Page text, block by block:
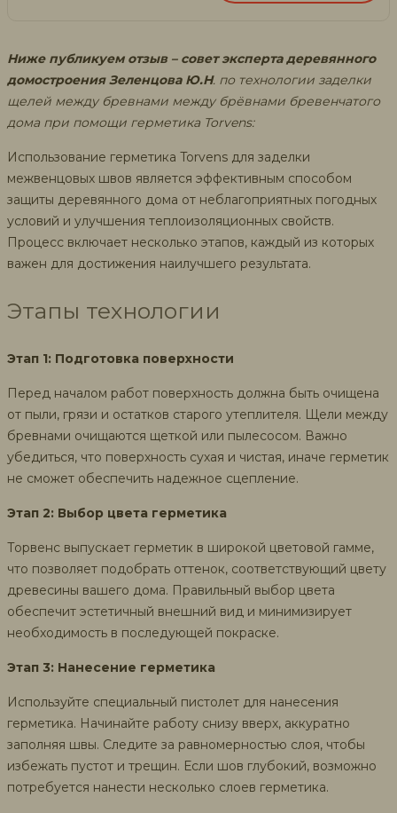
Ниже публикуем отзыв – совет эксперта деревянного
домостроения Зеленцова Ю.Н. по технологии заделки
щелей между бревнами между брёвнами бревенчатого
дома при помощи герметика Torvens:
Использование герметика Torvens для заделки
межвенцовых швов является эффективным способом
защиты деревянного дома от неблагоприятных погодных
условий и улучшения теплоизоляционных свойств.
Процесс включает несколько этапов, каждый из которых
важен для достижения наилучшего результата.
Этапы технологии
Этап 1: Подготовка поверхности
Перед началом работ поверхность должна быть очищена
от пыли, грязи и остатков старого утеплителя. Щели между
бревнами очищаются щеткой или пылесосом. Важно
убедиться, что поверхность сухая и чистая, иначе герметик
не сможет обеспечить надежное сцепление.
Этап 2: Выбор цвета герметика
Торвенс выпускает герметик в широкой цветовой гамме,
что позволяет подобрать оттенок, соответствующий цвету
древесины вашего дома. Правильный выбор цвета
обеспечит эстетичный внешний вид и минимизирует
необходимость в последующей покраске.
Этап 3: Нанесение герметика
Используйте специальный пистолет для нанесения
герметика. Начинайте работу снизу вверх, аккуратно
заполняя швы. Следите за равномерностью слоя, чтобы
избежать пустот и трещин. Если шов глубокий, возможно
потребуется нанести несколько слоев герметика.